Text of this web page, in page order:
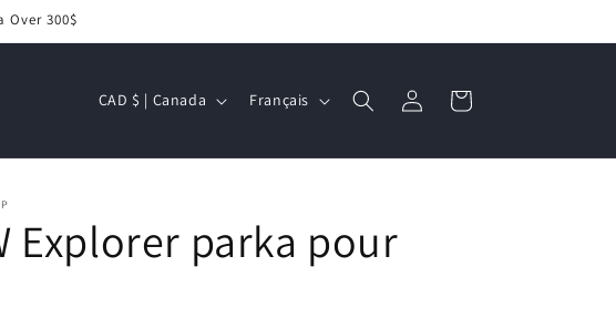
Over 300$
P
y
/
r
CAD $ | Canada
n
u
e
Français Connexion Panier
Explorer parka pour